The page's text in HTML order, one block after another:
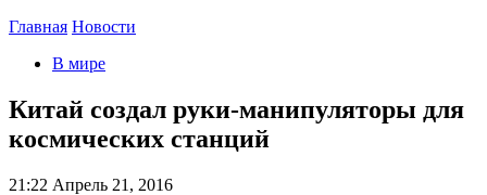
Главная Новости
В мире
Китай создал руки-манипуляторы для
космических станций
21:22 Апрель 21, 2016